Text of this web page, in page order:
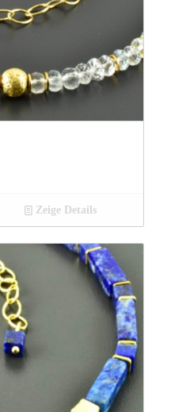
Zeige Details